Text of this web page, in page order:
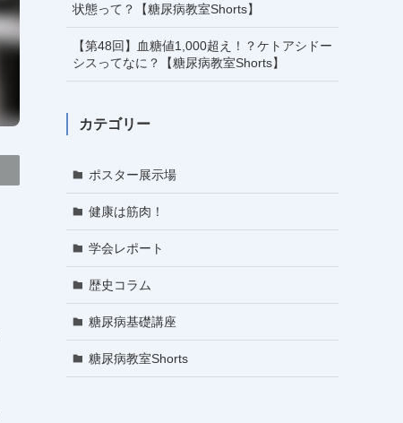
状態って？【糖尿病教室Shorts】
【第48回】血糖値1,000超え！？ケトアシドー
シスってなに？【糖尿病教室Shorts】
カテゴリー
ポスター展示場
健康は筋肉！
学会レポート
歴史コラム
糖尿病基礎講座
糖尿病教室Shorts